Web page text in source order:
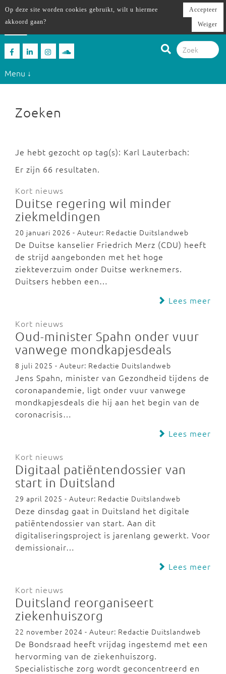
Menu ↓
Zoeken
Je hebt gezocht op tag(s): Karl Lauterbach:
Er zijn 66 resultaten.
Kort nieuws
Duitse regering wil minder
ziekmeldingen
20 januari 2026 - Auteur: Redactie Duitslandweb
De Duitse kanselier Friedrich Merz (CDU) heeft
de strijd aangebonden met het hoge
ziekteverzuim onder Duitse werknemers.
Duitsers hebben een…
Lees meer
Kort nieuws
Oud-minister Spahn onder vuur
vanwege mondkapjesdeals
8 juli 2025 - Auteur: Redactie Duitslandweb
Jens Spahn, minister van Gezondheid tijdens de
coronapandemie, ligt onder vuur vanwege
mondkapjesdeals die hij aan het begin van de
coronacrisis…
Lees meer
Kort nieuws
Digitaal patiëntendossier van
start in Duitsland
29 april 2025 - Auteur: Redactie Duitslandweb
Deze dinsdag gaat in Duitsland het digitale
patiëntendossier van start. Aan dit
digitaliseringsproject is jarenlang gewerkt. Voor
demissionair…
Lees meer
Kort nieuws
Duitsland reorganiseert
ziekenhuiszorg
22 november 2024 - Auteur: Redactie Duitslandweb
De Bondsraad heeft vrijdag ingestemd met een
hervorming van de ziekenhuiszorg.
Specialistische zorg wordt geconcentreerd en
Op deze site worden cookies gebruikt, wilt u hiermee
akkoord gaan?
Accepteer
Weiger